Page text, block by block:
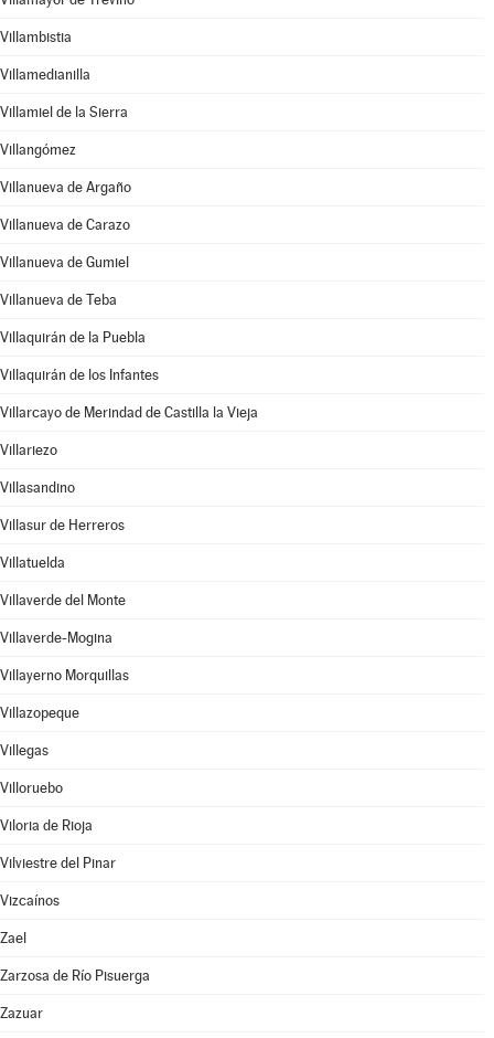
Villambistia
Villamedianilla
Villamiel de la Sierra
Villangómez
Villanueva de Argaño
Villanueva de Carazo
Villanueva de Gumiel
Villanueva de Teba
Villaquirán de la Puebla
Villaquirán de los Infantes
Villarcayo de Merindad de Castilla la Vieja
Villariezo
Villasandino
Villasur de Herreros
Villatuelda
Villaverde del Monte
Villaverde-Mogina
Villayerno Morquillas
Villazopeque
Villegas
Villoruebo
Viloria de Rioja
Vilviestre del Pinar
Vizcaínos
Zael
Zarzosa de Río Pisuerga
Zazuar